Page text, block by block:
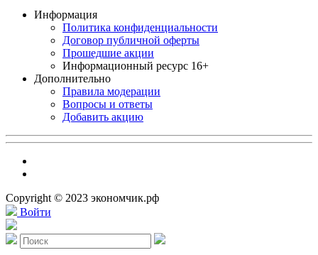
Информация
Политика конфиденциальности
Договор публичной оферты
Прошедшие акции
Информационный ресурс 16+
Дополнительно
Правила модерации
Вопросы и ответы
Добавить акцию
Copyright © 2023 экономчик.рф
Войти